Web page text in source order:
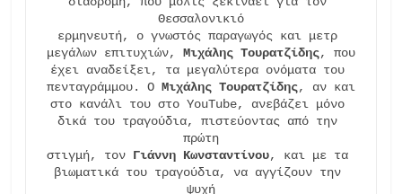
Θεσσαλονικιό
ερμηνευτή, ο γνωστός παραγωγός και μετρ
μεγάλων επιτυχιών, Μιχάλης Τουρατζίδης, που
έχει αναδείξει, τα μεγαλύτερα ονόματα του
πενταγράμμου. Ο Μιχάλης Τουρατζίδης, αν και
στο κανάλι του στο YouTube, ανεβάζει μόνο
δικά του τραγούδια, πιστεύοντας από την
πρώτη
στιγμή, τον Γιάννη Κωνσταντίνου, και με τα
βιωματικά του τραγούδια, να αγγίζουν την
ψυχή